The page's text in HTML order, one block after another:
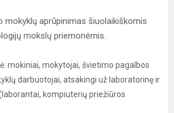
mokyklų aprūpinimas šiuolaikiškomis
mokslų priemonėmis.
mokiniai, mokytojai, švietimo pagalbos
darbuotojai, atsakingi už laboratorinę ir
kompiuterių priežiūros